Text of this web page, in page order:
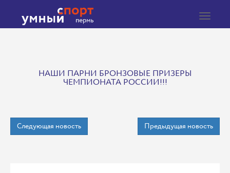
Toggle
НАШИ ПАРНИ БРОНЗОВЫЕ ПРИЗЕРЫ
ЧЕМПИОНАТА РОССИИ!!!
Следующая новость Предыдущая новость